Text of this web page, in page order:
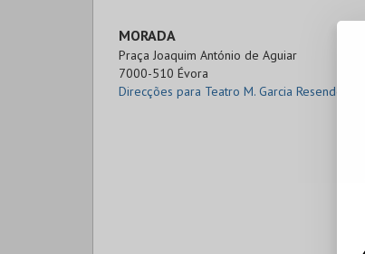
MORADA
Praça Joaquim António de Aguiar
7000-510 Évora
Direcções para Teatro M. Garcia Resende